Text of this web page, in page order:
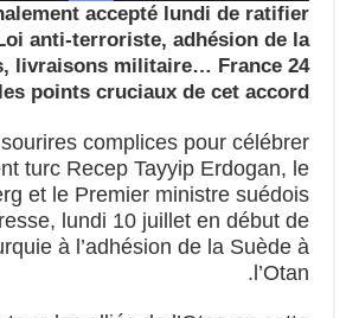
accepté lundi de ratifier
anti-terroriste, adhésion de la
livraisons militaire… France 24
points cruciaux de cet accord.
complices pour célébrer
turc Recep Tayyip Erdogan, le
et le Premier ministre suédois
lundi 10 juillet en début de
à l’adhésion de la Suède à
l’Otan.